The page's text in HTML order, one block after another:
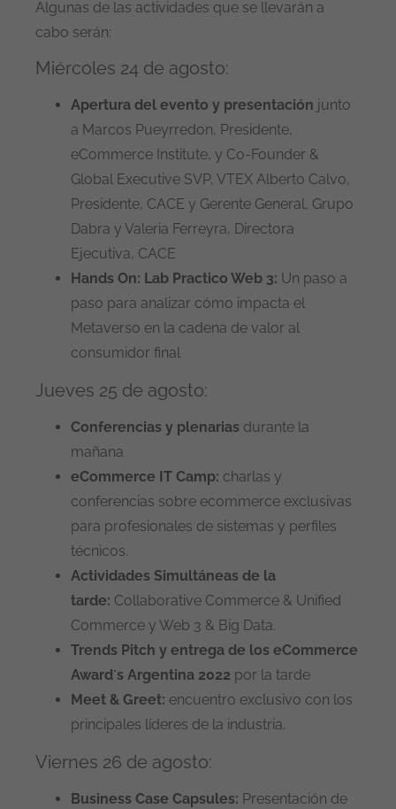
Algunas de las actividades que se llevarán a
cabo serán:
Miércoles 24 de agosto:
Apertura del evento y presentación junto
a Marcos Pueyrredon, Presidente,
eCommerce Institute, y Co-Founder &
Global Executive SVP, VTEX Alberto Calvo,
Presidente, CACE y Gerente General, Grupo
Dabra y Valeria Ferreyra, Directora
Ejecutiva, CACE
Hands On: Lab Practico Web 3: Un paso a
paso para analizar cómo impacta el
Metaverso en la cadena de valor al
consumidor final
Jueves 25 de agosto:
Conferencias y plenarias durante la
mañana
eCommerce IT Camp: charlas y
conferencias sobre ecommerce exclusivas
para profesionales de sistemas y perfiles
técnicos.
Actividades Simultáneas de la
tarde: Collaborative Commerce & Unified
Commerce y Web 3 & Big Data.
Trends Pitch y entrega de los eCommerce
Award´s Argentina 2022 por la tarde
Meet & Greet: encuentro exclusivo con los
principales líderes de la industria.
Viernes 26 de agosto:
Business Case Capsules: Presentación de